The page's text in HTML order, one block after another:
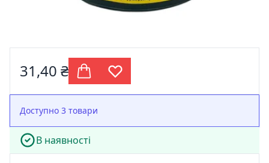
31,40 ₴
Доступно 3 товари
В наявності